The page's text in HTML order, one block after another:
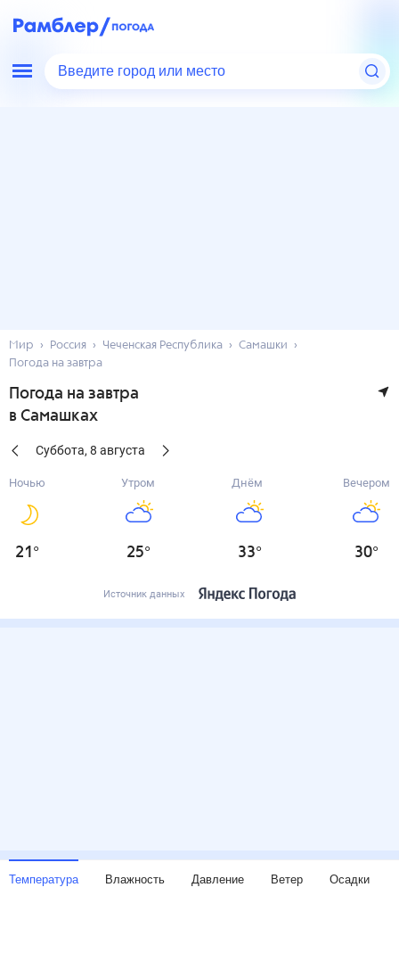
Введите город или место
Мир Россия Чеченская Республика
Самашки
Погода на завтра
Погода на завтра
в Самашках
Суббота, 8 августа
Ночью
21 °
Утром
25°
Днём
33°
Вечером
30°
Источник данных
Температура Влажность Давление Ветер Осадки